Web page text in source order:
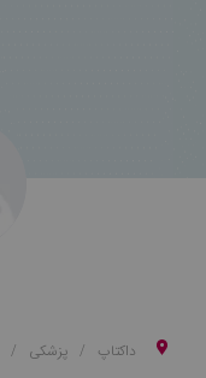
داکتاپ پزشکی